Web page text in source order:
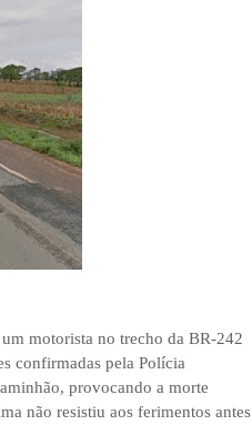
motorista no trecho da BR-242
confirmadas pela Polícia
provocando a morte
não resistiu aos ferimentos antes